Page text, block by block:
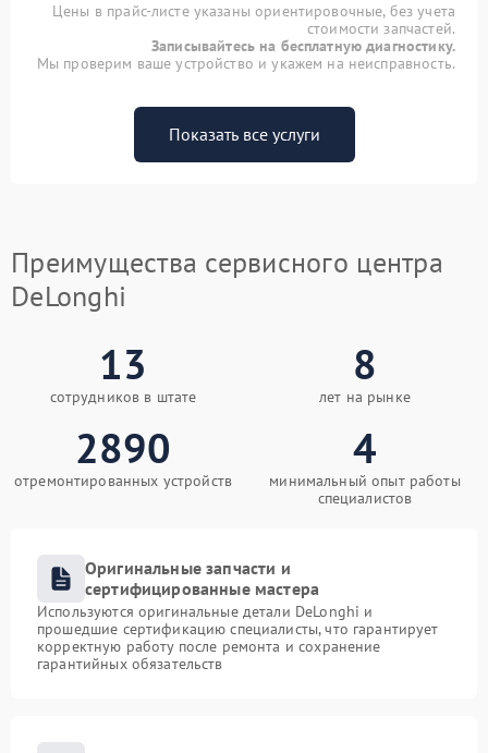
Цены в прайс-листе указаны ориентировочные, без учета
стоимости запчастей.
Записывайтесь на бесплатную диагностику.
Мы проверим ваше устройство и укажем на неисправность.
Показать все услуги
Преимущества сервисного центра
DeLonghi
13
сотрудников в штате
8
лет на рынке
2890
отремонтированных устройств
4
минимальный опыт работы
специалистов
Оригинальные запчасти и
сертифицированные мастера
Используются оригинальные детали DeLonghi и
прошедшие сертификацию специалисты, что гарантирует
корректную работу после ремонта и сохранение
гарантийных обязательств